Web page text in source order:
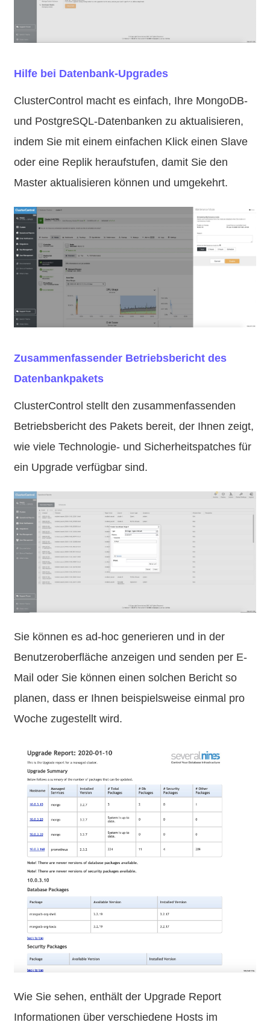
Hilfe bei Datenbank-Upgrades
ClusterControl macht es einfach, Ihre MongoDB-
und PostgreSQL-Datenbanken zu aktualisieren,
indem Sie mit einem einfachen Klick einen Slave
oder eine Replik heraufstufen, damit Sie den
Master aktualisieren können und umgekehrt.
Zusammenfassender Betriebsbericht des
Datenbankpakets
ClusterControl stellt den zusammenfassenden
Betriebsbericht des Pakets bereit, der Ihnen zeigt,
wie viele Technologie- und Sicherheitspatches für
ein Upgrade verfügbar sind.
Sie können es ad-hoc generieren und in der
Benutzeroberfläche anzeigen und senden per E-
Mail oder Sie können einen solchen Bericht so
planen, dass er Ihnen beispielsweise einmal pro
Woche zugestellt wird.
Wie Sie sehen, enthält der Upgrade Report
Informationen über verschiedene Hosts im